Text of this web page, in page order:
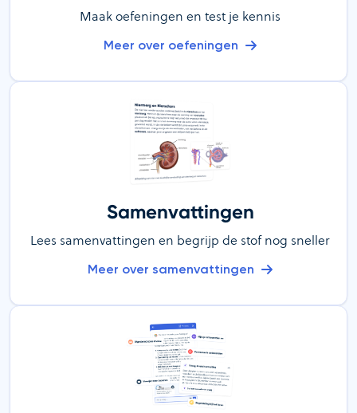
Maak oefeningen en test je kennis
Meer over oefeningen
Samenvattingen
Lees samenvattingen en begrijp de stof nog sneller
Meer over samenvattingen